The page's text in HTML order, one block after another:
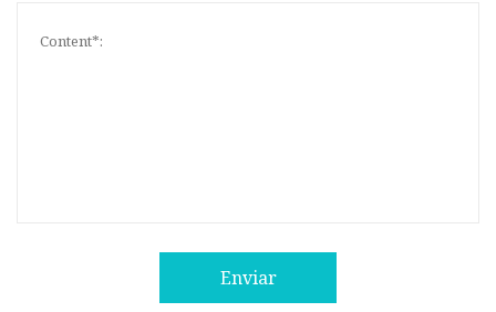
Enviar